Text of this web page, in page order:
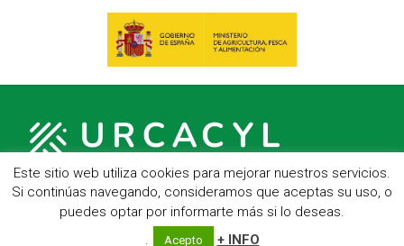
C/ Hípica, 1, entreplanta - 47007 Valladolid
Telf.: 983 23 95 15 - Fax: 983 22 23 56 -
Este sitio web utiliza cookies para mejorar nuestros servicios.
Si continúas navegando, consideramos que aceptas su uso, o
puedes optar por informarte más si lo deseas.
.
Acepto + INFO